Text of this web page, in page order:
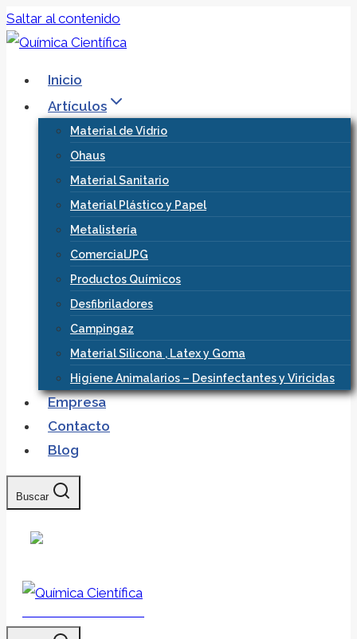
Saltar al contenido
Inicio
Artículos
Material de Vidrio
Ohaus
Material Sanitario
Material Plástico y Papel
Metalistería
ComercialJPG
Productos Químicos
Desfibriladores
Campingaz
Material Silicona , Latex y Goma
Higiene Animalarios – Desinfectantes y Viricidas
Empresa
Contacto
Blog
Buscar